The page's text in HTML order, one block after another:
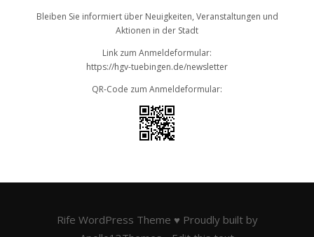
Bleiben Sie informiert über Neuigkeiten, Veranstaltungen und
Aktionen in der Stadt
Link zum Anmeldeformular:
https://hgv-tuebingen.de/newsletter
QR-Code zum Anmeldeformular:
Rife WordPress Theme ♥ Proudly built by